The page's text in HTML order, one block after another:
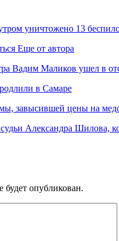
уничтожено 13
Еще от автора
Вадим Маликов ушел в
в Самаре
завысившей цены на
Александра Шилова,
опубликован.